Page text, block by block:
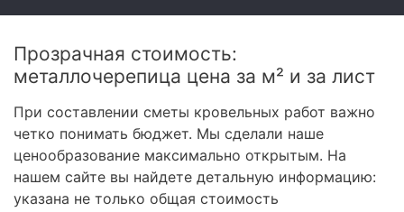
Прозрачная стоимость:
металлочерепица цена за м² и за лист
При составлении сметы кровельных работ важно
четко понимать бюджет. Мы сделали наше
ценообразование максимально открытым. На
нашем сайте вы найдете детальную информацию:
указана не только общая стоимость